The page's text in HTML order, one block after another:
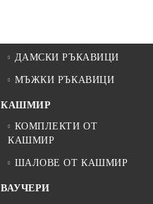
ДАМСКИ РЪКАВИЦИ
МЪЖКИ РЪКАВИЦИ
КАШМИР
КОМПЛЕКТИ ОТ
КАШМИР
ШАЛОВЕ ОТ КАШМИР
ВАУЧЕРИ